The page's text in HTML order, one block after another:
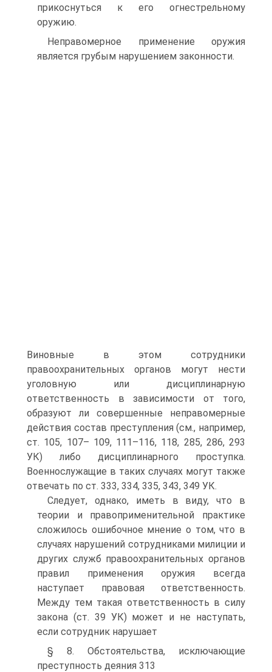
прикоснуться к его огнестрельному
оружию.
Неправомерное применение оружия
является грубым нарушением законности.
Виновные в этом сотрудники
правоохранительных органов могут нести
уголовную или дисциплинарную
ответственность в зависимости от того,
образуют ли совершенные неправомерные
действия состав преступления (см., например,
ст. 105, 107– 109, 111–116, 118, 285, 286, 293
УК) либо дисциплинарного проступка.
Военнослужащие в таких случаях могут также
отвечать по ст. 333, 334, 335, 343, 349 УК.
Следует, однако, иметь в виду, что в
теории и правоприменительной практике
сложилось ошибочное мнение о том, что в
случаях нарушений сотрудниками милиции и
других служб правоохранительных органов
правил применения оружия всегда
наступает правовая ответственность.
Между тем такая ответственность в силу
закона (ст. 39 УК) может и не наступать,
если сотрудник нарушает
§ 8. Обстоятельства, исключающие
преступность деяния 313